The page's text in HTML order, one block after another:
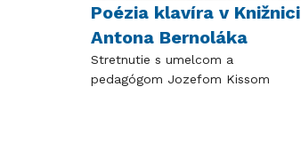
Poézia klavíra v Knižnici
Antona Bernoláka
Stretnutie s umelcom a
pedagógom Jozefom Kissom